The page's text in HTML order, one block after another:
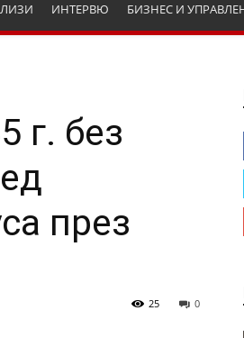
ИНТЕРВЮ БИЗНЕС И
г. без
през
0
25